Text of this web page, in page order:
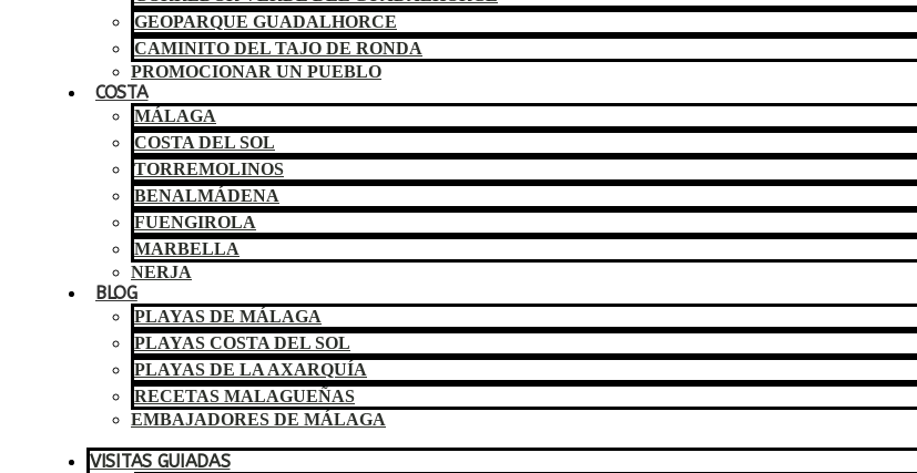
GEOPARQUE GUADALHORCE
CAMINITO DEL TAJO DE RONDA
PROMOCIONAR UN PUEBLO
COSTA
MÁLAGA
COSTA DEL SOL
TORREMOLINOS
BENALMÁDENA
FUENGIROLA
MARBELLA
NERJA
BLOG
PLAYAS DE MÁLAGA
PLAYAS COSTA DEL SOL
PLAYAS DE LA AXARQUÍA
RECETAS MALAGUEÑAS
EMBAJADORES DE MÁLAGA
VISITAS GUIADAS